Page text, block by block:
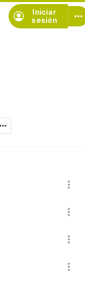
Iniciar
sesión